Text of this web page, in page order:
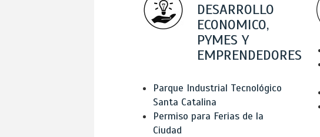
DESARROLLO
ECONOMICO,
PYMES Y
EMPRENDEDORES
Parque Industrial Tecnológico
Santa Catalina
Permiso para Ferias de la
Ciudad